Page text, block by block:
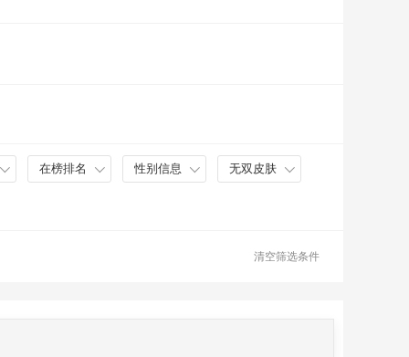
在榜排名 性别信息 无双皮肤
清空筛选条件